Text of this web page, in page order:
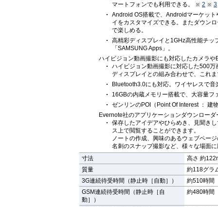
マートフォンでも利用できる。
2
3
Android OS搭載で、Androidマーケッ
イをカスタマイズできる。またダウン
で楽しめる。
高精彩ディスプレイと1GHz高性能チッ
「SAMSUNG Apps」。
ハイビジョン動画撮影にも対応したカメラ
ハイビジョン動画撮影に対応した500
ディスプレイとの組み合わせで、これ
Bluetooth3.0にも対応。ワイヤレスで
16GBの内蔵メモリー搭載で、大容量
ゼンリンのPOI（Point Of Interest ： 建
Evernote社のアプリケーションダウンローダ
保存したアイデアやひらめき、見聞き
ス上で閲覧することができます。
ノートの作成、興味のあるウェブペー
名刺のスナップ撮影など、様々な場面
寸法
高さ 約
質量
約118グラ
3G連続待受時間（静止時［自動］）
約510時間
GSM連続待受時間（静止時［自
動］）
約480時間